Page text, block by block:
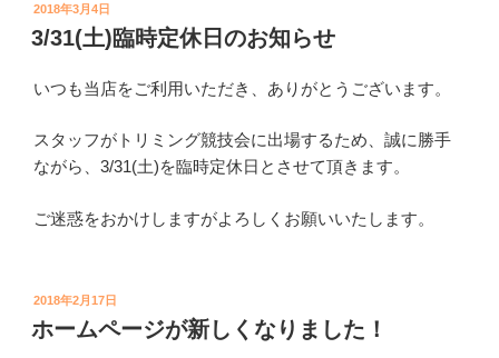
投
稿
日:
2018年3月4日
3/31(土)臨時定休日のお知らせ
いつも当店をご利用いただき、ありがとうございます。
スタッフがトリミング競技会に出場するため、誠に勝手
ながら、3/31(土)を臨時定休日とさせて頂きます。
ご迷惑をおかけしますがよろしくお願いいたします。
投
稿
日:
2018年2月17日
ホームページが新しくなりました！